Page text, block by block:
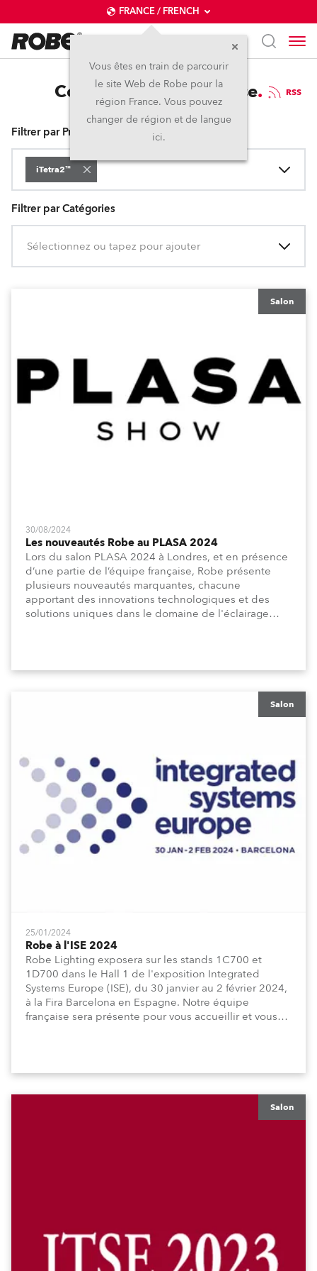
FRANCE / FRENCH
Vous êtes en train de parcourir
le site Web de Robe pour la
région France. Vous pouvez
changer de région et de langue
ici.
Communiqués de presse RSS
Filtrer par Produits
iTetra2™
Filtrer par Catégories
Sélectionnez ou tapez pour ajouter
Salon
30/08/2024
Les nouveautés Robe au PLASA 2024
Lors du salon PLASA 2024 à Londres, et en présence
d’une partie de l’équipe française, Robe présente
plusieurs nouveautés marquantes, chacune
apportant des innovations technologiques et des
solutions uniques dans le domaine de l'éclairage
Salon
25/01/2024
Robe à l'ISE 2024
Robe Lighting exposera sur les stands 1C700 et
1D700 dans le Hall 1 de l'exposition Integrated
Systems Europe (ISE), du 30 janvier au 2 février 2024,
à la Fira Barcelona en Espagne. Notre équipe
française sera présente pour vous accueillir et vous
Licence.
Salon